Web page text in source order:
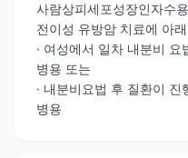
사람상피세포성장인자수
전이성 유방암 치료에 아
· 여성에서 일차 내분비
병용 또는
· 내분비요법 후 질환이
병용